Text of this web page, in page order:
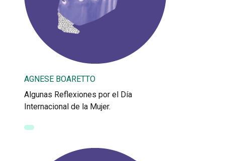
AGNESE BOARETTO
Algunas Reflexiones por el Día
Internacional de la Mujer.